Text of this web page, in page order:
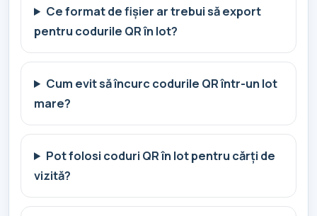
Ce format de fișier ar trebui să export
pentru codurile QR în lot?
Cum evit să încurc codurile QR într-un lot
mare?
Pot folosi coduri QR în lot pentru cărți de
vizită?